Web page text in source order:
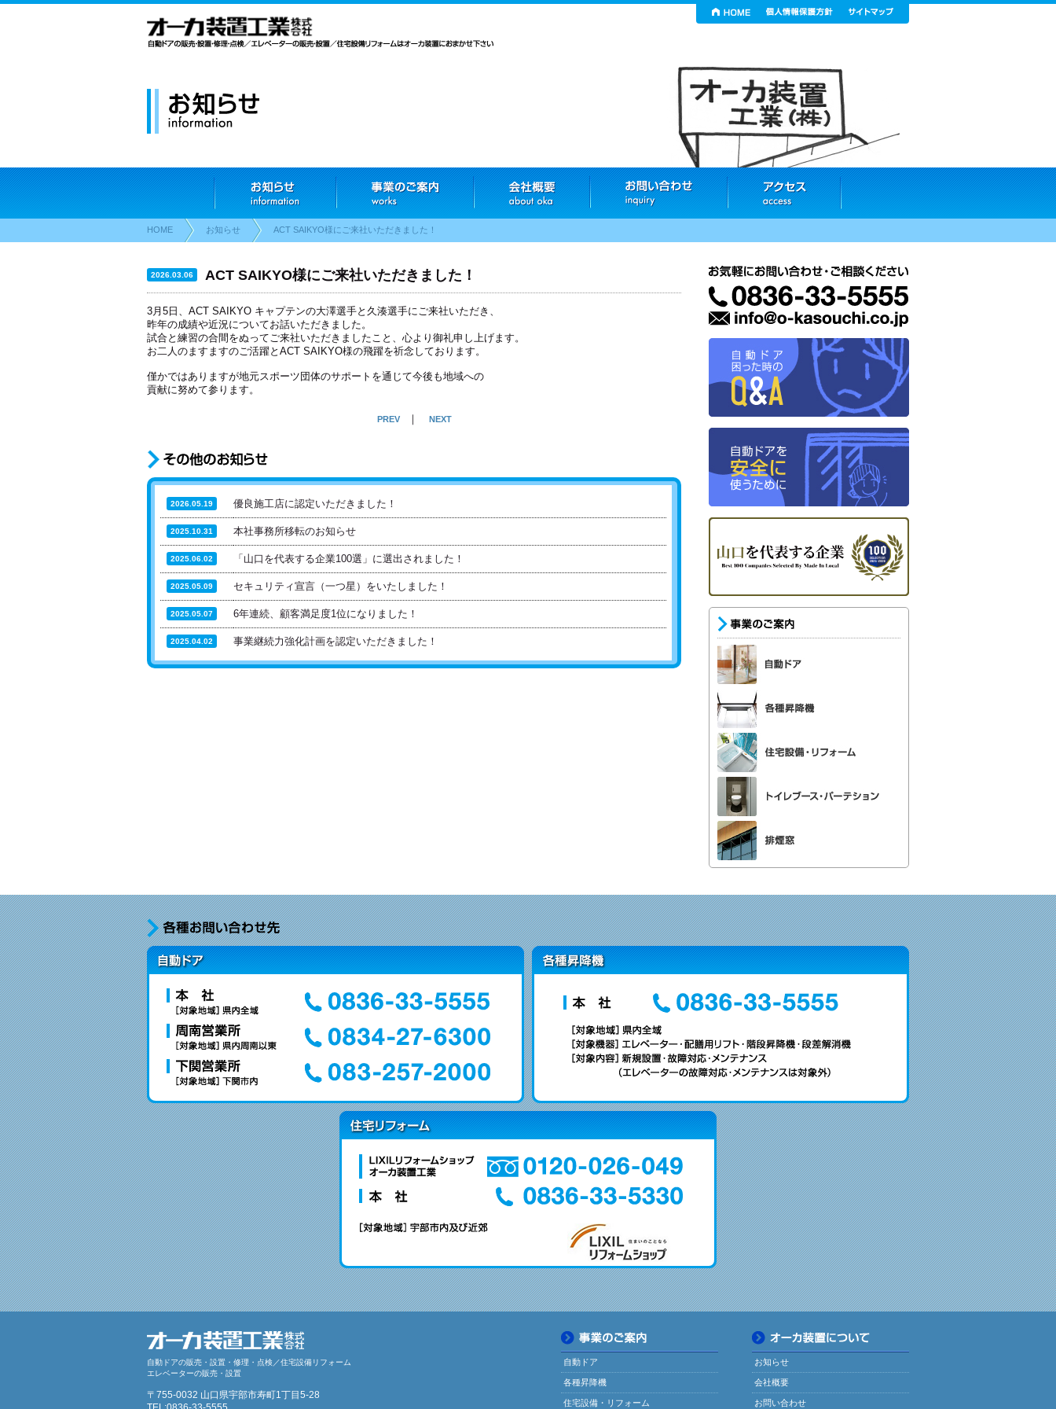
HOME お知らせ ACT SAIKYO様にご来社いただきました！
2026.03.06 ACT SAIKYO様にご来社いただきました！
3月5日、ACT SAIKYO キャプテンの大澤選手と久湊選手にご来社いただき、
昨年の成績や近況についてお話いただきました。
試合と練習の合間をぬってご来社いただきましたこと、心より御礼申し上げます。
お二人のますますのご活躍とACT SAIKYO様の飛躍を祈念しております。
僅かではありますが地元スポーツ団体のサポートを通じて今後も地域への
貢献に努めて参ります。
PREV ｜ NEXT
2026.05.19 優良施工店に認定いただきました！
2025.10.31 本社事務所移転のお知らせ
2025.06.02 「山口を代表する企業100選」に選出されました！
2025.05.09 セキュリティ宣言（一つ星）をいたしました！
2025.05.07 6年連続、顧客満足度1位になりました！
2025.04.02 事業継続力強化計画を認定いただきました！
自動ドアの販売・設置・修理・点検／住宅設備リフォーム
エレベーターの販売・設置
〒755-0032 山口県宇部市寿町1丁目5-28
自動ドア
各種昇降機
住宅設備・リフォーム
お知らせ
会社概要
お問い合わせ